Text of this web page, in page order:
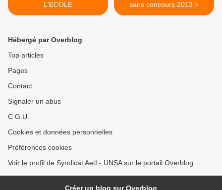
L'ECOLE
sans concours 2013 >
Hébergé par Overblog
Top articles
Pages
Contact
Signaler un abus
C.G.U.
Cookies et données personnelles
Préférences cookies
Voir le profil de Syndicat AetI - UNSA sur le portail Overblog
Créer un blog sur Overblog